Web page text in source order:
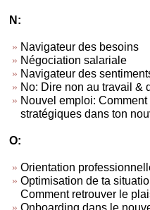
N:
Navigateur des besoins
Négociation salariale
Navigateur des
No: Dire non au travail &
Nouvel emploi:
stratégiques dans ton
O:
Orientation
Optimisation de ta
Comment retrouver le